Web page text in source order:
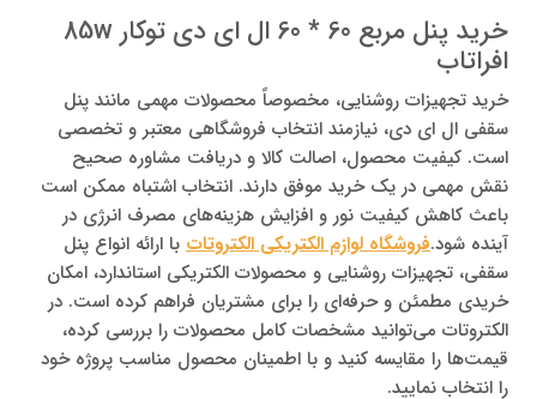
خرید پنل مربع 60 * 60 ال ای دی توکار 85w
افراتاب
خرید تجهیزات روشنایی، مخصوصاً محصولات مهمی مانند پنل
سقفی ال ای دی، نیازمند انتخاب فروشگاهی معتبر و تخصصی
است. کیفیت محصول، اصالت کالا و دریافت مشاوره صحیح
نقش مهمی در یک خرید موفق دارند. انتخاب اشتباه ممکن است
باعث کاهش کیفیت نور و افزایش هزینه‌های مصرف انرژی در
آینده شود.فروشگاه لوازم الکتریکی الکتروتات با ارائه انواع پنل
سقفی، تجهیزات روشنایی و محصولات الکتریکی استاندارد، امکان
خریدی مطمئن و حرفه‌ای را برای مشتریان فراهم کرده است. در
الکتروتات می‌توانید مشخصات کامل محصولات را بررسی کرده،
قیمت‌ها را مقایسه کنید و با اطمینان محصول مناسب پروژه خود
را انتخاب نمایید.